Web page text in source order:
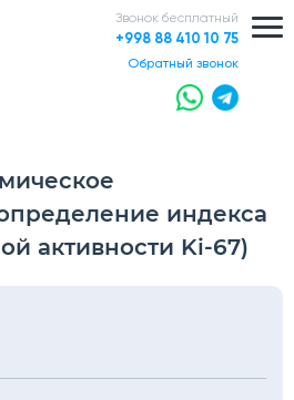
Звонок бесплатный
+998 88 410 10 75
обратный звонок
индекса
активности Ki-67)